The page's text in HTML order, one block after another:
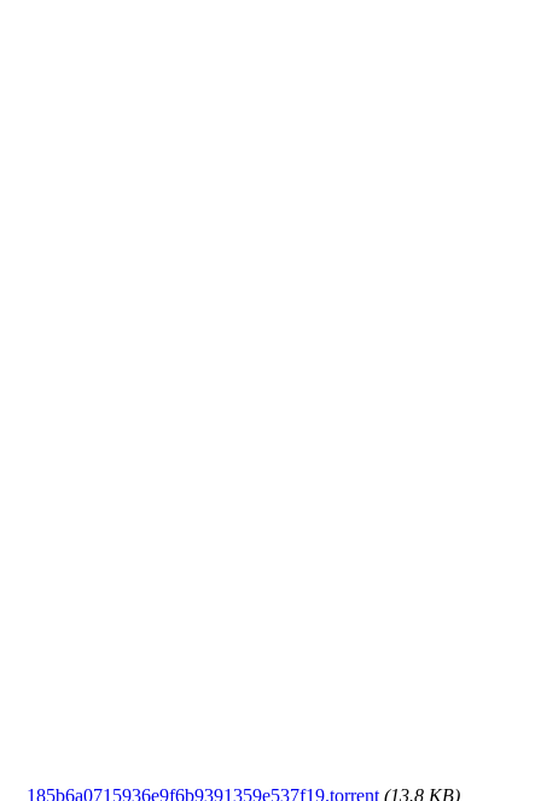
185b6a0715936e9f6b9391359e537f19.torrent (13.8 KB)